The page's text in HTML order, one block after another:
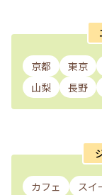
京都 東京
山梨
長野
カフェ スイ